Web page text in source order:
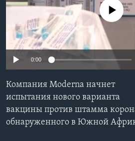
Learning English
СОЦИАЛЬНЫЕ СЕТИ
No media source
0:00
Компания Moderna начнет
испытания нового варианта
вакцины против штамма
обнаруженного в Южной